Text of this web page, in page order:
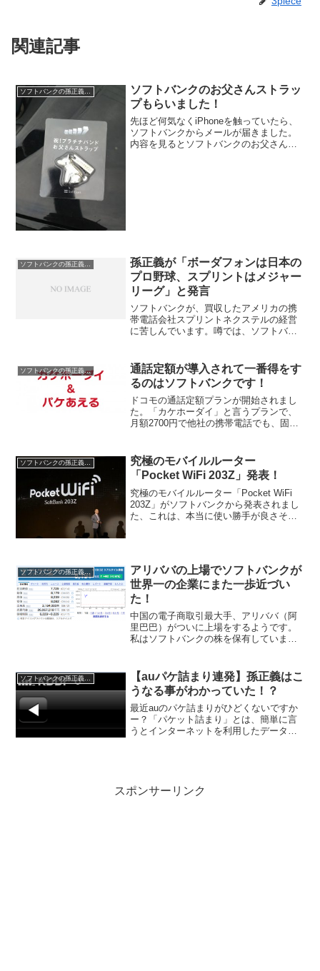
関連記事
ソフトバンクのお父さんストラッ
プもらいました！
先ほど何気なくiPhoneを触っていたら、
ソフトバンクからメールが届きました。
内容を見るとソフトバンクのお父さんの
孫正義が「ボーダフォンは日本の
プロ野球、スプリントはメジャー
リーグ」と発言
ソフトバンクが、買収したアメリカの携
帯電話会社スプリントネクステルの経営
に苦しんでいます。噂では、ソフトバン
思うようにいかない事を、孫正義社長が
面白い表現をしていました...
ソフトバンクの孫正義社長
通話定額が導入されて一番得をす
るのはソフトバンクです！
ドコモの通話定額プランが開始されまし
た。「カケホーダイ」と言うプランで、
月額2700円で他社の携帯電話でも、固定
て、通話定額を発表しましたが、ライバ
ルである、auと...
ソフトバンクの孫正義社長
究極のモバイルルーター
「Pocket WiFi 203Z」発表！
究極のモバイルルーター「Pocket WiFi
203Z」がソフトバンクから発表されまし
た、これは、本当に使い勝手が良さそう
アリババの上場でソフトバンクが
世界一の企業にまた一歩近づい
た！
中国の電子商取引最大手、アリババ（阿
里巴巴）がついに上場をするようです。
私はソフトバンクの株を保有しています
持っていました。これでソフトバンクが
世界一の企業にまたまた一...
ソフトバンクの孫正義社長
【auパケ詰まり連発】孫正義はこ
うなる事がわかっていた！？
最近auのパケ詰まりがひどくないですか
ー？「パケット詰まり」とは、簡単に言
うとインターネットを利用したデータの
スポンサーリンク